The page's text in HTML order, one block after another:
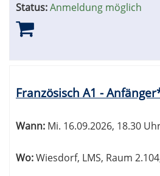
Status:Anmeldung möglich
Französisch A1 -
Wann: Mi. 16.09.2026, 18.30
Wo:Wiesdorf, LMS, Raum